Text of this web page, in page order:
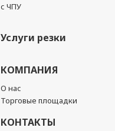
с ЧПУ
Услуги резки
КОМПАНИЯ
О нас
Торговые площадки
КОНТАКТЫ